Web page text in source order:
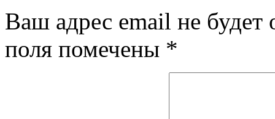
Ваш адрес email не будет
поля помечены *